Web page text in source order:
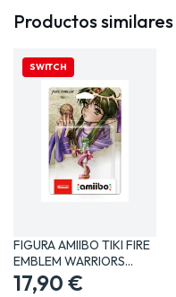
Productos similares
SWITCH
FIGURA AMIIBO TIKI FIRE
EMBLEM WARRIORS…
17,90 €